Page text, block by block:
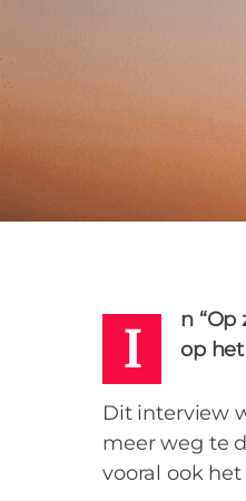
I
n
op
Dit interview
meer weg te
vooral ook